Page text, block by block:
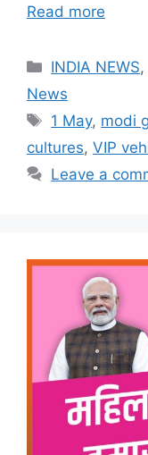
Read more
Categories
INDIA NEWS,
News
Tags
1 May, modi
cultures, VIP
Leave a